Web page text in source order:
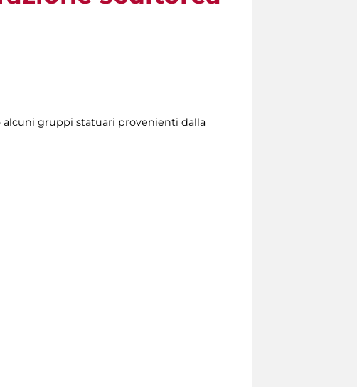
alcuni gruppi statuari provenienti dalla